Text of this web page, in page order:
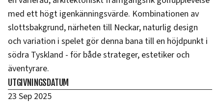
med ett högt igenkänningsvärde. Kombinationen av
slottsbakgrund, närheten till Neckar, naturlig design
och variation i spelet gör denna bana till en höjdpunkt i
södra Tyskland - för både strateger, estetiker och
äventyrare.
UTGIVNINGSDATUM
23 Sep 2025